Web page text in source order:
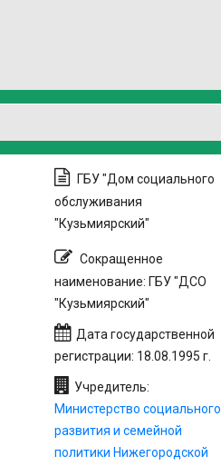
ГБУ "Дом социального
обслуживания
"Кузьмиярский"
Сокращенное
наименование: ГБУ "ДСО
"Кузьмиярский"
Дата государственной
регистрации: 18.08.1995 г.
Учредитель:
Министерство социального
развития и семейной
политики Нижегородской